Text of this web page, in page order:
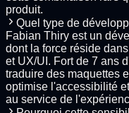
produit.
Quel type de
Fabian Thiry est un
dont la force réside
et UX/UI. Fort de 7 ans
traduire des maquettes
optimise l'accessibilité
au service de